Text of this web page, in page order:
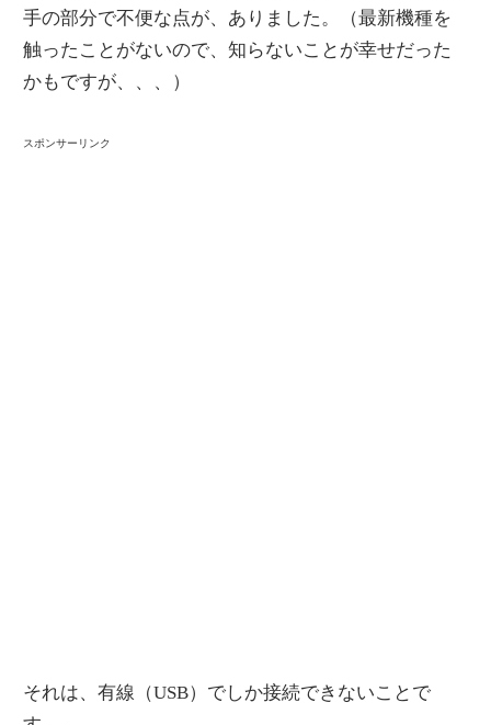
手の部分で不便な点が、ありました。（最新機種を
触ったことがないので、知らないことが幸せだった
かもですが、、、）
スポンサーリンク
それは、有線（USB）でしか接続できないことで